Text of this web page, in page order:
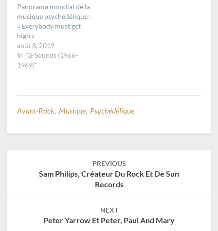
Panorama mondial de la
musique psychédélique :
« Everybody must get
high »
août 8, 2019
In "G-Sounds (1966-
1969)"
Avant-Rock, Musique, Psychédélique
PREVIOUS
Sam Philips, Créateur Du Rock Et De Sun
Records
NEXT
Peter Yarrow Et Peter, Paul And Mary